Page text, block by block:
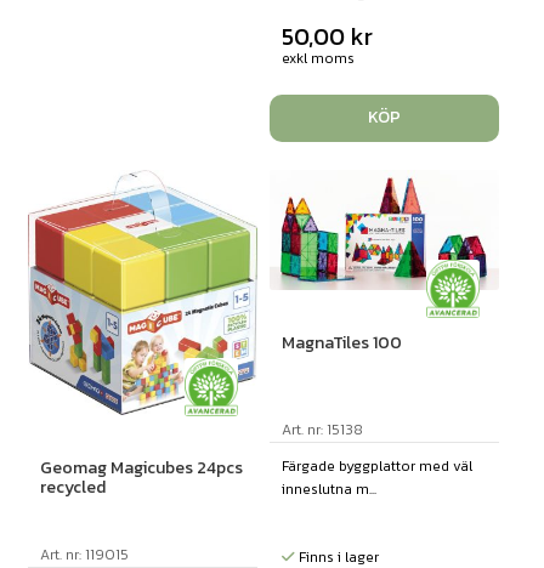
50,00 kr
exkl moms
KÖP
Geomag Magicubes 24pcs
recycled
Art. nr: 119015
MagnaTiles 100
Art. nr: 15138
Färgade byggplattor med väl
inneslutna m...
Finns i lager